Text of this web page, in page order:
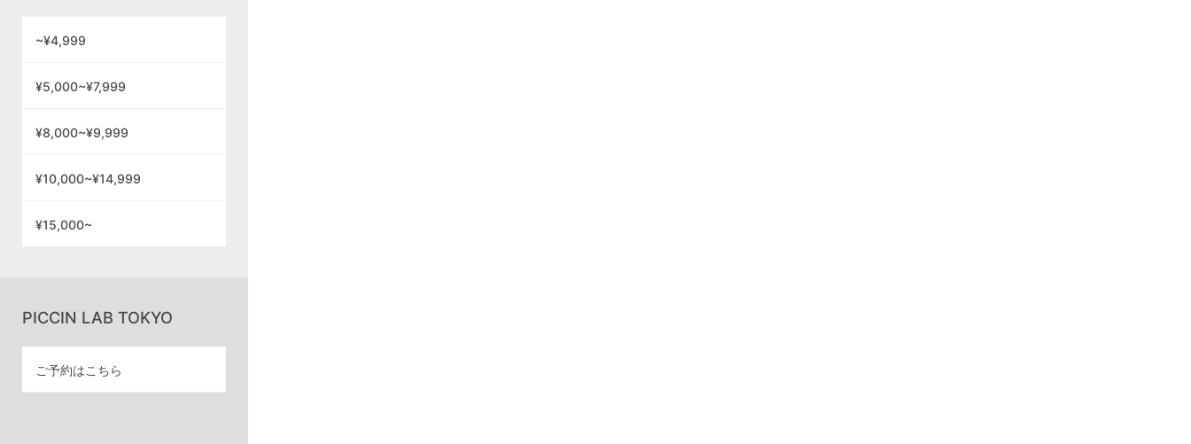
~¥4,999
¥5,000~¥7,999
¥8,000~¥9,999
¥10,000~¥14,999
¥15,000~
PICCIN LAB TOKYO
ご予約はこちら